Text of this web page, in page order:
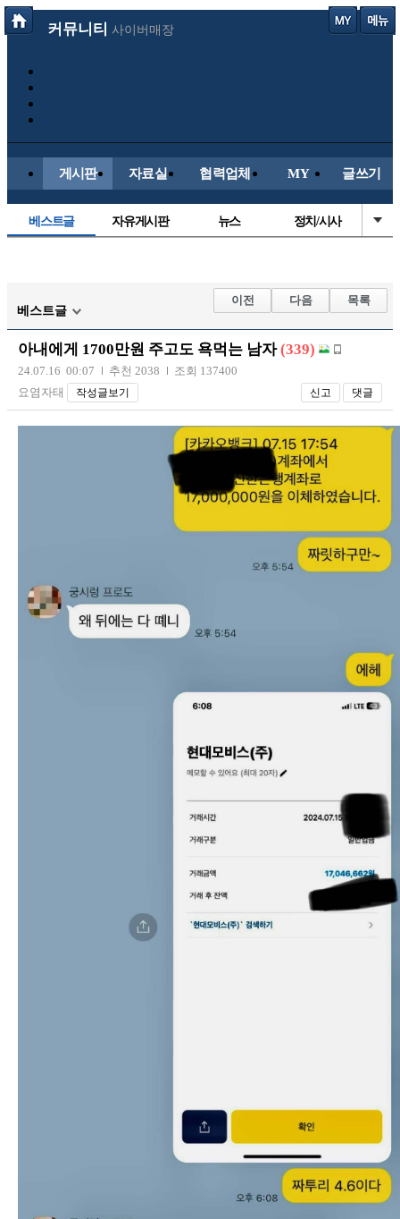
커뮤니티 사이버매장
게시판 자료실 협력업체 MY 글쓰기
베스트글 자유게시판 뉴스 정치/시사
해외축구
국내축구
베스트글
이전 다음 목록
아내에게 1700만원 주고도 욕먹는 남자 (339)
24.07.16 00:07 추천 2038
조회 137400
요염자태
작성글보기 신고 댓글